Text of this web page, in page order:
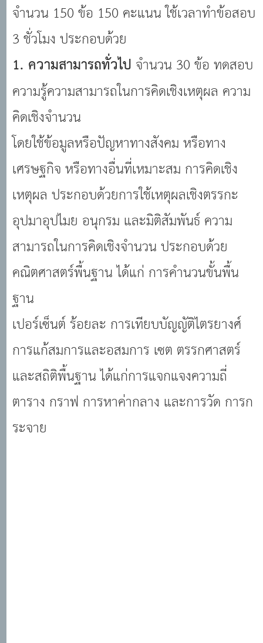
จำนวน 150 ข้อ 150 คะแนน ใช้เวลาทำข้อสอบ
3 ชั่วโมง ประกอบด้วย
1. ความสามารถทั่วไป จำนวน 30 ข้อ ทดสอบ
ความรู้ความสามารถในการคิดเชิงเหตุผล ความ
คิดเชิงจำนวน
โดยใช้ข้อมูลหรือปัญหาทางสังคม หรือทาง
เศรษฐกิจ หรือทางอื่นที่เหมาะสม การคิดเชิง
เหตุผล ประกอบด้วยการใช้เหตุผลเชิงตรรกะ
อุปมาอุปไมย อนุกรม และมิติสัมพันธ์ ความ
สามารถในการคิดเชิงจำนวน ประกอบด้วย
คณิตศาสตร์พื้นฐาน ได้แก่ การคำนวนขั้นพื้น
ฐาน
เปอร์เซ็นต์ ร้อยละ การเทียบบัญญัติไตรยางศ์
การแก้สมการและอสมการ เซต ตรรกศาสตร์
และสถิติพื้นฐาน ได้แก่การแจกแจงความถี่
ตาราง กราฟ การหาค่ากลาง และการวัด การก
ระจาย